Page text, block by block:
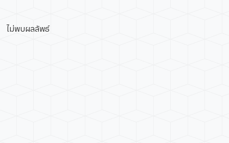
ไม่พบผลลัพธ์